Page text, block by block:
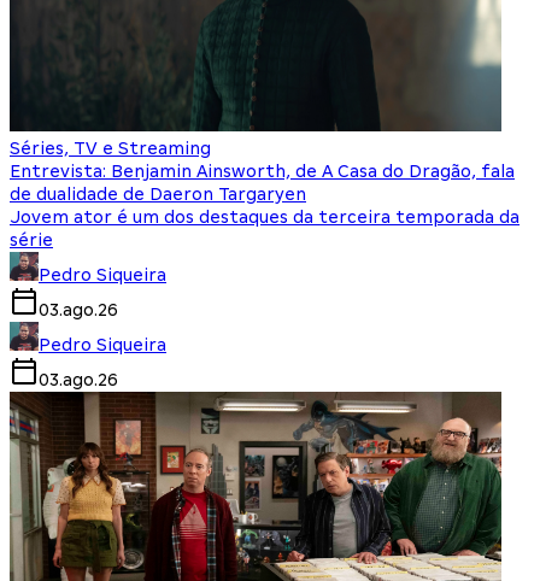
Séries, TV e Streaming
Entrevista: Benjamin Ainsworth, de A Casa do Dragão, fala
de dualidade de Daeron Targaryen
Jovem ator é um dos destaques da terceira temporada da
série
Pedro Siqueira
03.ago.26
Pedro Siqueira
03.ago.26